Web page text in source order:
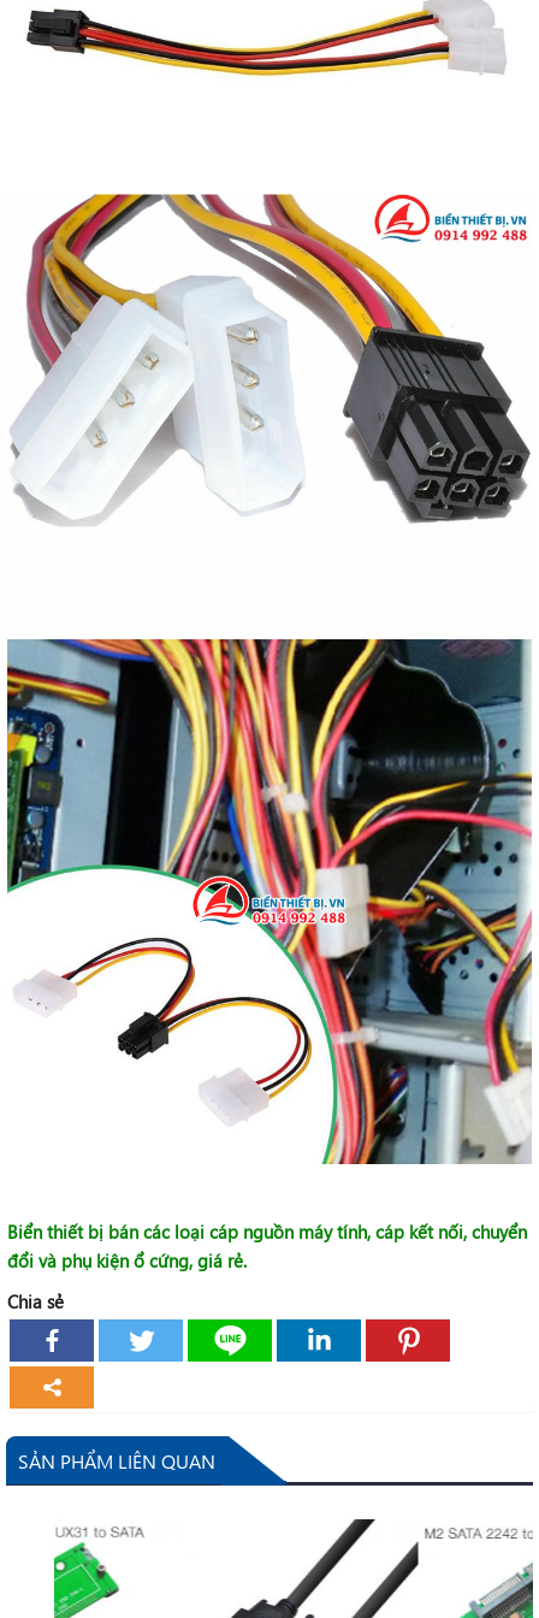
Biển thiết bị bán các loại cáp nguồn máy tính, cáp kết nối, chuyển
đổi và phụ kiện ổ cứng, giá rẻ.
Chia sẻ
SẢN PHẨM LIÊN QUAN